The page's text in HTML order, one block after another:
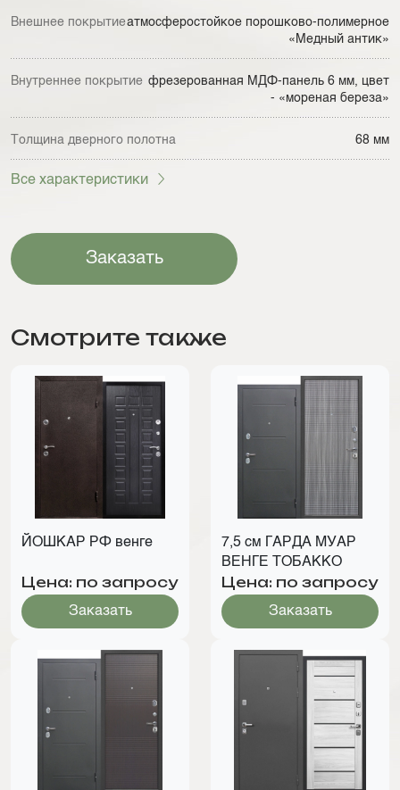
Внешнее покрытиеатмосферостойкое порошково-полимерное
«Медный антик»
Внутреннее покрытие фрезерованная МДФ-панель 6 мм, цвет
- «мореная береза»
Толщина дверного полотна 68 мм
Все характеристики
Заказать
Смотрите также
ЙОШКАР РФ венге
Цена: по запросу
Заказать
7,5 см ГАРДА МУАР
ВЕНГЕ ТОБАККО
Цена: по запросу
Заказать